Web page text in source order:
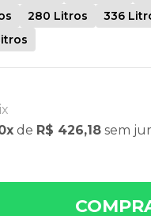
de R$ 426,18 sem
280 Litros 336